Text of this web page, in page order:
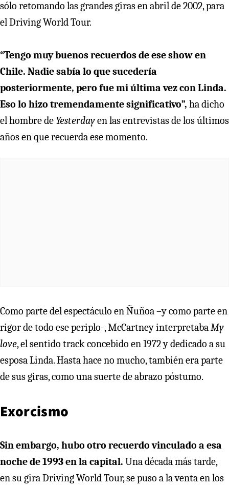
sólo retomando las grandes giras en abril de 2002, para
el Driving World Tour.
“Tengo muy buenos recuerdos de ese show en
Chile. Nadie sabía lo que sucedería
posteriormente, pero fue mi última vez con Linda.
Eso lo hizo tremendamente significativo”, ha dicho
el hombre de Yesterdayen las entrevistas de los últimos
años en que recuerda ese momento.
Como parte del espectáculo en Ñuñoa –y como parte en
rigor de todo ese periplo-, McCartney interpretabaMy
love, el sentido track concebido en 1972 y dedicado a su
esposa Linda. Hasta hace no mucho, también era parte
de sus giras, como una suerte de abrazo póstumo.
Exorcismo
Sin embargo, hubo otro recuerdo vinculado a esa
noche de 1993 en la capital. Una década más tarde,
en su gira Driving World Tour, se puso a la venta en los